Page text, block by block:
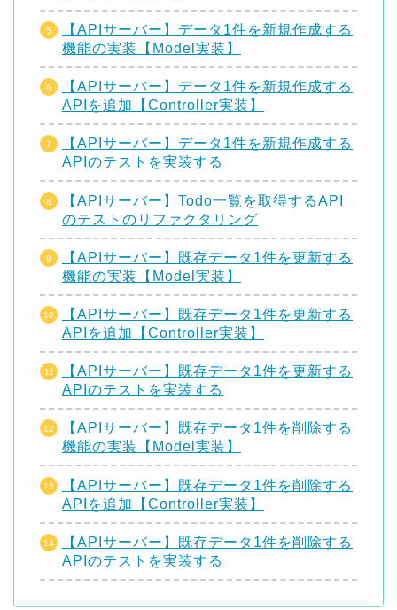
【APIサーバー】データ1件を新規作成する
機能の実装【Model実装】
【APIサーバー】データ1件を新規作成する
APIを追加【Controller実装】
【APIサーバー】データ1件を新規作成する
APIのテストを実装する
【APIサーバー】Todo一覧を取得するAPI
のテストのリファクタリング
【APIサーバー】既存データ1件を更新する
機能の実装【Model実装】
【APIサーバー】既存データ1件を更新する
APIを追加【Controller実装】
【APIサーバー】既存データ1件を更新する
APIのテストを実装する
【APIサーバー】既存データ1件を削除する
機能の実装【Model実装】
【APIサーバー】既存データ1件を削除する
APIを追加【Controller実装】
【APIサーバー】既存データ1件を削除する
APIのテストを実装する